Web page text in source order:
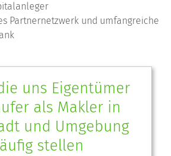
Partnernetzwerk und umfangreiche
uns Eigentümer
als Makler in
und Umgebung
stellen